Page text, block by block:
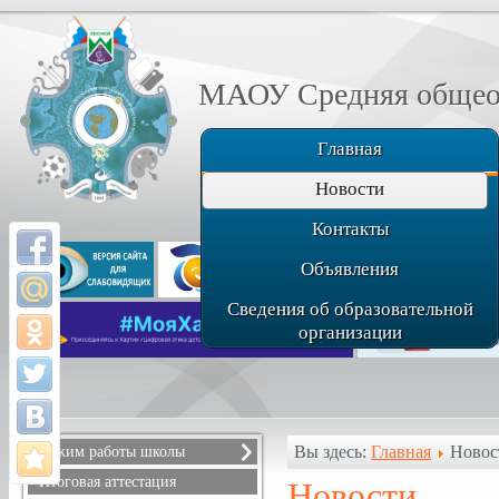
МАОУ Средняя
Главная
Новости
Контакты
Объявления
Сведения об образовательной
организации
Режим работы школы
Расписание звонков
Итоговая аттестация
Вы здесь: Главная